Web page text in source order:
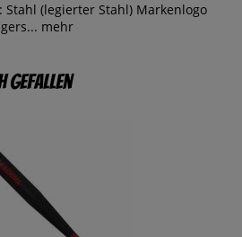
Stahl (legierter Stahl) Markenlogo
mehr
gefallen